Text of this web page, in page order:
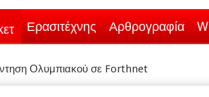
Ερασιτέχνης Αρθρογραφία
Ολυμπιακού σε Forthnet